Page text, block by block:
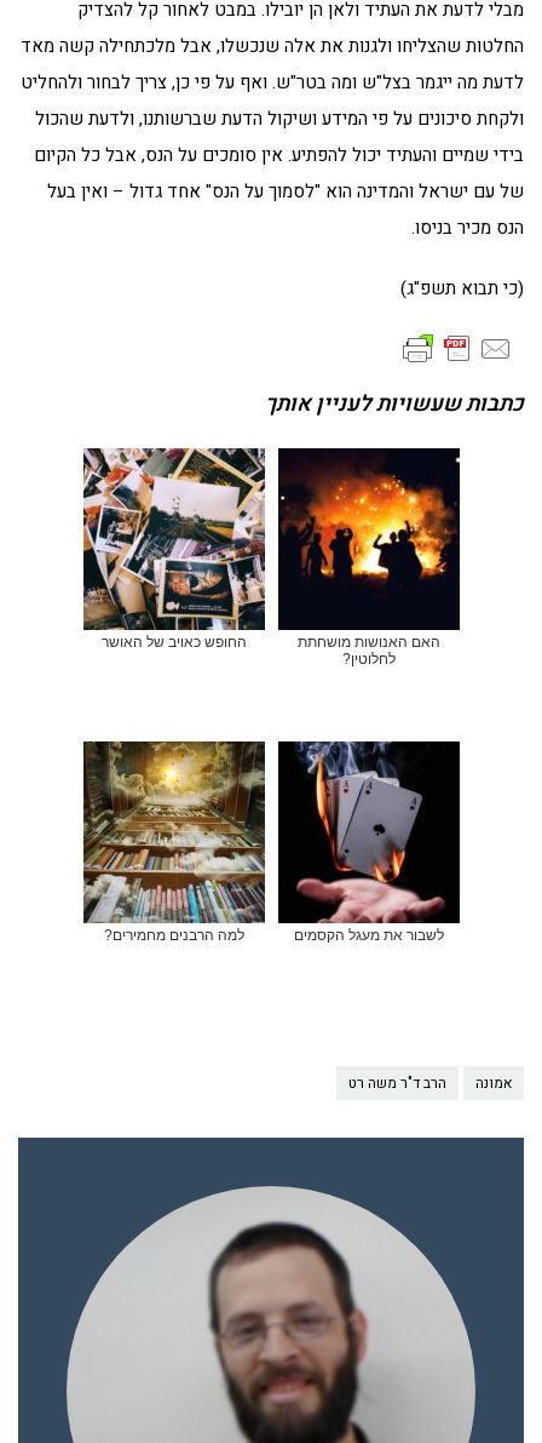
מבלי לדעת את העתיד ולאן הן יובילו. במבט לאחור קל להצדיק
החלטות שהצליחו ולגנות את אלה שנכשלו, אבל מלכתחילה קשה מאד
לדעת מה ייגמר בצל"ש ומה בטר"ש. ואף על פי כן, צריך לבחור ולהחליט
ולקחת סיכונים על פי המידע ושיקול הדעת שברשותנו, ולדעת שהכול
בידי שמיים והעתיד יכול להפתיע. אין סומכים על הנס, אבל כל הקיום
של עם ישראל והמדינה הוא "לסמוך על הנס" אחד גדול – ואין בעל
הנס מכיר בניסו.
(כי תבוא תשפ"ג)
כתבות שעשויות לעניין אותך
האם האנושות מושחתת
לחלוטין?
החופש כאויב של האושר
לשבור את מעגל הקסמים למה הרבנים מחמירים?
אמונה הרב ד"ר משה רט